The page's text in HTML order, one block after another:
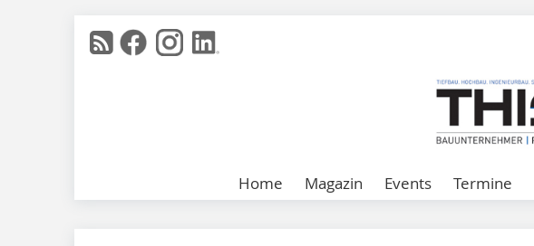
Home Magazin Events Termine